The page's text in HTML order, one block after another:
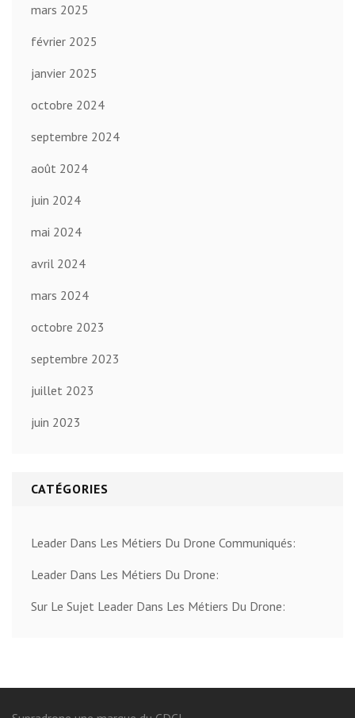
mars 2025
février 2025
janvier 2025
octobre 2024
septembre 2024
août 2024
juin 2024
mai 2024
avril 2024
mars 2024
octobre 2023
septembre 2023
juillet 2023
juin 2023
CATÉGORIES
Leader Dans Les Métiers Du Drone Communiqués:
Leader Dans Les Métiers Du Drone:
Sur Le Sujet Leader Dans Les Métiers Du Drone: